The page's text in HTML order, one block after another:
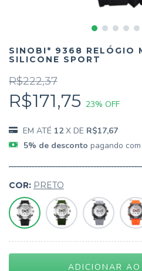
SINOBI* 9368 RELÓGIO
SILICONE SPORT
R$222,37
R$171,75 23% OFF
12 X DE R$17,67
5% de desconto pagando
COR: PRETO